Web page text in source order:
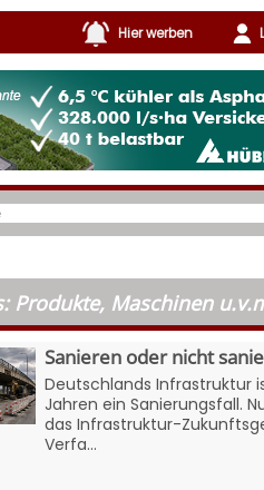
Hier werben
Produkte, Maschinen
Sanieren oder nicht
Deutschlands Infrastruktur
Jahren ein Sanierungsfall.
das Infrastruktur-
Verfa...